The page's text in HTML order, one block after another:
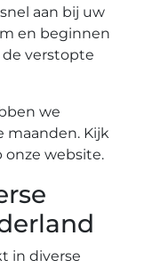
aan bij uw
en beginnen
verstopte
we
maanden. Kijk
onze website.
in diverse